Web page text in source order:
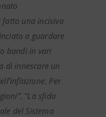
fatto una incisiva
a guardare
bandi in vari
di innescare un
Per
“La sfida
del Sistema